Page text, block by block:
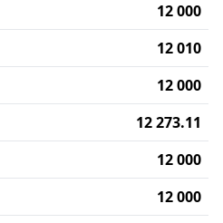
12 000
12 010
12 000
12 273.11
12 000
12 000